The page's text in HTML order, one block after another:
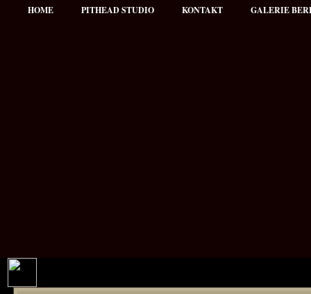
HOME PITHEAD STUDIO KONTAKT GALERIE